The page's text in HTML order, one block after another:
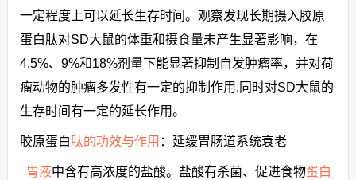
一定程度上可以延长生存时间。观察发现长期摄入胶原
蛋白肽对SD大鼠的体重和摄食量未产生显著影响，在
4.5%、9%和18%剂量下能显著抑制自发肿瘤率，并对荷
瘤动物的肿瘤多发性有一定的抑制作用,同时对SD大鼠的
生存时间有一定的延长作用。
胶原蛋白肽的功效与作用 ：延缓胃肠道系统衰老
胃液中含有高浓度的盐酸。盐酸有杀菌、促进食物蛋白